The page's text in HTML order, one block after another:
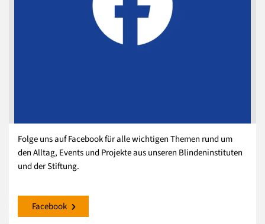
Folge uns auf Facebook für alle wichtigen Themen rund um
den Alltag, Events und Projekte aus unseren Blindeninstituten
und der Stiftung.
Facebook